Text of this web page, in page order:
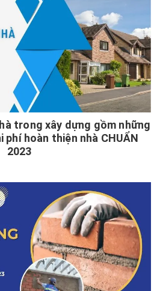
trong xây dựng gồm những
phí hoàn thiện nhà CHUẨN
2023